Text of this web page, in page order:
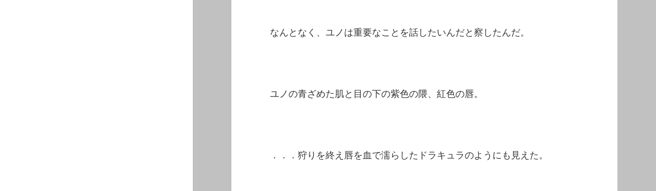
なんとなく、ユノは重要なことを話したいんだと察したんだ。
ユノの青ざめた肌と目の下の紫色の隈、紅色の唇。
．．．狩りを終え唇を血で濡らしたドラキュラのようにも見えた。